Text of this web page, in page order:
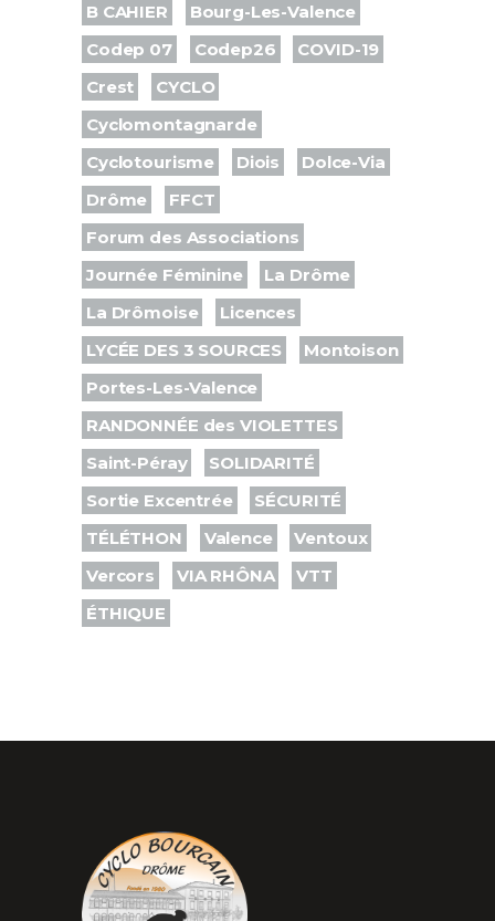
B CAHIER
Bourg-Les-Valence
Codep 07
Codep26
COVID-19
Crest
CYCLO
Cyclomontagnarde
Cyclotourisme
Diois
Dolce-Via
Drôme
FFCT
Forum des Associations
Journée Féminine
La Drôme
La Drômoise
Licences
LYCÉE DES 3 SOURCES
Montoison
Portes-Les-Valence
RANDONNÉE des VIOLETTES
Saint-Péray
SOLIDARITÉ
Sortie Excentrée
SÉCURITÉ
TÉLÉTHON
Valence
Ventoux
Vercors
VIA RHÔNA
VTT
ÉTHIQUE